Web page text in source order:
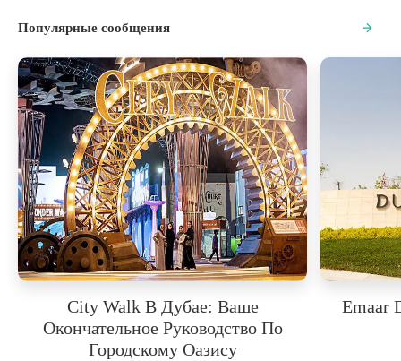
Популярные сообщения
City Walk В Дубае: Ваше
Окончательное Руководство По
Городскому Оазису
Emaar